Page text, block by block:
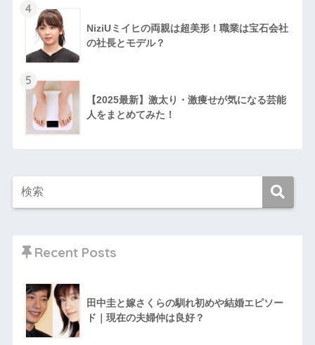
4
NiziUミイヒの両親は超美形！職業は宝石会社
の社長とモデル？
5
【2025最新】激太り・激痩せが気になる芸能
人をまとめてみた！
Recent Posts
田中圭と嫁さくらの馴れ初めや結婚エピソー
ド｜現在の夫婦仲は良好？